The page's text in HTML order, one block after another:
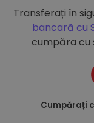
Transferați în
bancară cu
cumpăra cu
Cumpărați